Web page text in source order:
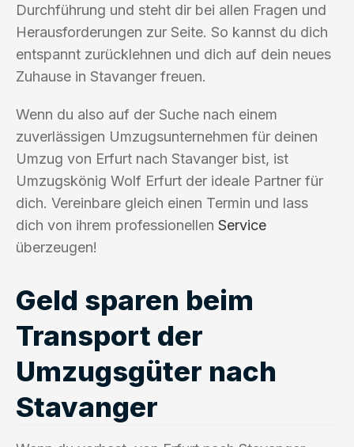
Durchführung und steht dir bei allen Fragen und
Herausforderungen zur Seite. So kannst du dich
entspannt zurücklehnen und dich auf dein neues
Zuhause in Stavanger freuen.
Wenn du also auf der Suche nach einem
zuverlässigen Umzugsunternehmen für deinen
Umzug von Erfurt nach Stavanger bist, ist
Umzugskönig Wolf Erfurt der ideale Partner für
dich. Vereinbare gleich einen Termin und lass
dich von ihrem professionellen Service
überzeugen!
Geld sparen beim
Transport der
Umzugsgüter nach
Stavanger